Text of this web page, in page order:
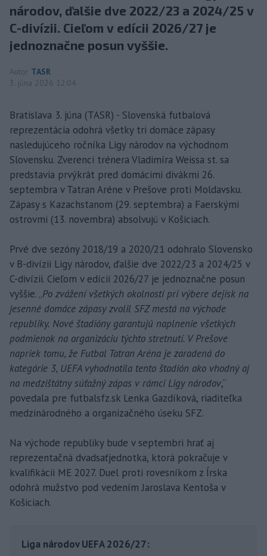
národov, ďalšie dve 2022/23 a 2024/25 v
C-divízii. Cieľom v edícii 2026/27 je
jednoznačne posun vyššie.
Autor TASR
3. júna 2026 12:04
Bratislava 3. júna (TASR) - Slovenská futbalová
reprezentácia odohrá všetky tri domáce zápasy
nasledujúceho ročníka Ligy národov na východnom
Slovensku. Zverenci trénera Vladimíra Weissa st. sa
predstavia prvýkrát pred domácimi divákmi 26.
septembra v Tatran Aréne v Prešove proti Moldavsku.
Zápasy s Kazachstanom (29. septembra) a Faerskými
ostrovmi (13. novembra) absolvujú v Košiciach.
Prvé dve sezóny 2018/19 a 2020/21 odohralo Slovensko
v B-divízii Ligy národov, ďalšie dve 2022/23 a 2024/25 v
C-divízii. Cieľom v edícii 2026/27 je jednoznačne posun
vyššie. „Po zvážení všetkých okolností pri výbere dejísk na
jesenné domáce zápasy zvolil SFZ mestá na východe
republiky. Nové štadióny garantujú naplnenie všetkých
podmienok na organizáciu týchto stretnutí. V Prešove
napriek tomu, že Futbal Tatran Aréna je zaradená do
kategórie 3, UEFA vyhodnotila tento štadión ako vhodný aj
na medzištátny súťažný zápas v rámci Ligy národov,“
povedala pre futbalsfz.sk Lenka Gazdíková, riaditeľka
medzinárodného a organizačného úseku SFZ.
Na východe republiky bude v septembri hrať aj
reprezentačná dvadsaťjednotka, ktorá pokračuje v
kvalifikácii ME 2027. Duel proti rovesníkom z Írska
odohrá mužstvo pod vedením Jaroslava Kentoša v
Košiciach.
Liga národov UEFA 2026/27: